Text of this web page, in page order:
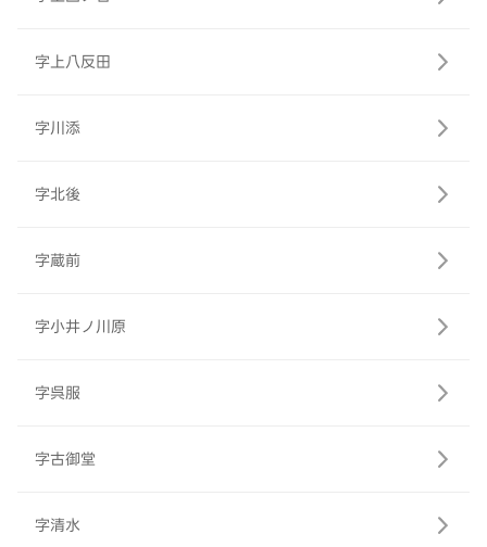
字上八反田
字川添
字北後
字蔵前
字小井ノ川原
字呉服
字古御堂
字清水